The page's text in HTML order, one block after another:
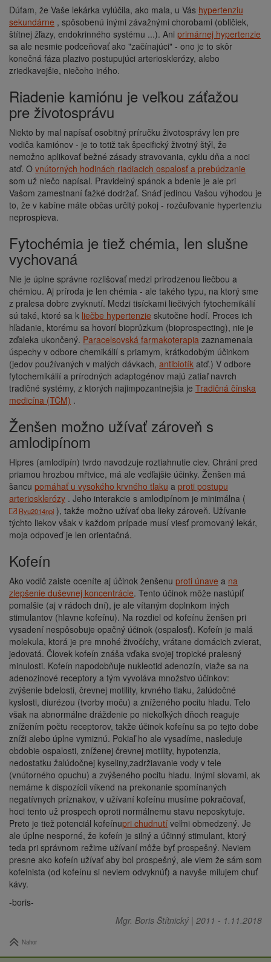
Dúfam, že Vaše lekárka vylúčila, ako mala, u Vás hypertenziu
sekundárne , spôsobenú inými závažnými chorobami (obličiek,
štítnej žľazy, endokrinného systému ...). Ani primárnej hypertenzie
sa ale nesmie podceňovať ako "začínajúci" - ono je to skôr
konečná fáza plazivo postupujúci arteriosklerózy, alebo
zriedkavejšie, niečoho iného.
Riadenie kamiónu je veľkou záťažou
pre životosprávu
Niekto by mal napísať osobitný príručku životosprávy len pre
vodiča kamiónov - je to totiž tak špecifický životný štýl, že
nemožno aplikovať bežné zásady stravovania, cyklu dňa a noci
atď. O vnútorných hodinách riadiacich ospalosť a prebúdzanie
som už niečo napísal. Pravidelný spánok a bdenie je ale pri
Vašom zamestnaní ťažké dodržať. Snáď jedinou Vašou výhodou je
to, že v kabíne máte občas určitý pokoj - rozčuľovanie hypertenziu
neprospieva.
Fytochémia je tiež chémia, len slušne
vychovaná
Nie je úplne správne rozlišovať medzi prirodzenou liečbou a
chémiou. Aj príroda je len chémia - ale takého typu, na ktorý sme
z pralesa dobre zvyknutí. Medzi tisíckami liečivých fytochemikálií
sú také, ktoré sa k liečbe hypertenzie skutočne hodí. Proces ich
hľadanie, ktorému sa hovorí bioprůzkum (bioprospecting), nie je
zďaleka ukončený. Paracelsovská farmakoterapia zaznamenala
úspechy v odbore chemikálií s priamym, krátkodobým účinkom
(jedov používaných v malých dávkach, antibiotík atď.) V odbore
fytochemikálií a prírodných adaptogénov majú zatiaľ navrch
tradičné systémy, z ktorých najimpozantnejšia je Tradičná čínska
medicína (TČM) .
Ženšen možno užívať zároveň s
amlodipínom
Hipres (amlodipín) tvrdo navodzuje roztiahnutie ciev. Chráni pred
priamou hrozbou mŕtvice, má ale vedľajšie účinky. Ženšen má
šancu pomáhať u vysokého krvného tlaku a proti postupu
arteriosklerózy . Jeho interakcie s amlodipínom je minimálna (
Ryu2014npi ), takže možno užívať oba lieky zároveň. Užívanie
týchto liekov však v každom prípade musí viesť promovaný lekár,
moja odpoveď je len orientačná.
kofeín
Ako vodič zaiste oceníte aj účinok ženšenu proti únave a na
zlepšenie duševnej koncentrácie. Tento účinok môže nastúpiť
pomalšie (aj v rádoch dní), je ale vítaným doplnkom iných
stimulantov (hlavne kofeínu). Na rozdiel od kofeínu ženšen pri
vysadení nespôsobuje opačný účinok (ospalosť). Kofeín je malá
molekula, ktorá je pre mnohé živočíchy, vrátane domácich zvierat,
jedovatá. Človek kofeín znáša vďaka svojej tropické pralesný
minulosti. Kofeín napodobňuje nukleotid adenozín, viaže sa na
adenozinové receptory a tým vyvoláva množstvo účinkov:
zvýšenie bdelosti, črevnej motility, krvného tlaku, žalúdočné
kyslosti, diurézou (tvorby moču) a zníženého pocitu hladu. Telo
však na abnormálne dráždenie po niekoľkých dňoch reaguje
znížením počtu receptorov, takže účinok kofeínu sa po tejto dobe
zníži alebo úplne vymiznú. Pokiaľ ho ale vysadíme, nasleduje
obdobie ospalosti, zníženej črevnej motility, hypotenzia,
nedostatku žalúdočnej kyseliny,zadržiavanie vody v tele
(vnútorného opuchu) a zvýšeného pocitu hladu. Inými slovami, ak
nemáme k dispozícii víkend na prekonanie spomínaných
negatívnych príznakov, v užívaní kofeínu musíme pokračovať,
hoci tento už prospech oproti normálnemu stavu neposkytuje.
Preto je tiež potenciál kofeínupri chudnutí veľmi obmedzený. Je
ale úplne nesporné, že kofeín je silný a účinný stimulant, ktorý
teda pri správnom režime užívaní môže byť prospešný. Neviem
presne ako kofeín užívať aby bol prospešný, ale viem že sám som
kofeinista (od kofeínu si neviem odvyknúť) a navyše milujem chuť
kávy.
-boris-
Mgr. Boris Štítnický | 2011 - 1.11.2018
Nahor